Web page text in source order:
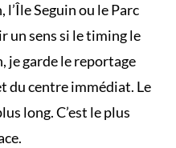
Seguin ou le Parc
un sens si le timing le
je garde le reportage
du centre immédiat. Le
long. C’est le plus